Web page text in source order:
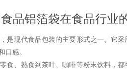
品铝箔袋在食品行业
现代食品包装的主要形式之一。它采
口感。
食、熟食到茶叶、咖啡等粉末饮料，